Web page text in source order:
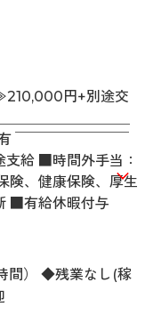
円+別途交
＿＿＿＿＿＿＿＿
￣￣￣￣￣￣￣￣
支給 ■時間外手当：
険、健康保険、厚生
■有給休暇付与
間） ◆残業なし(稼